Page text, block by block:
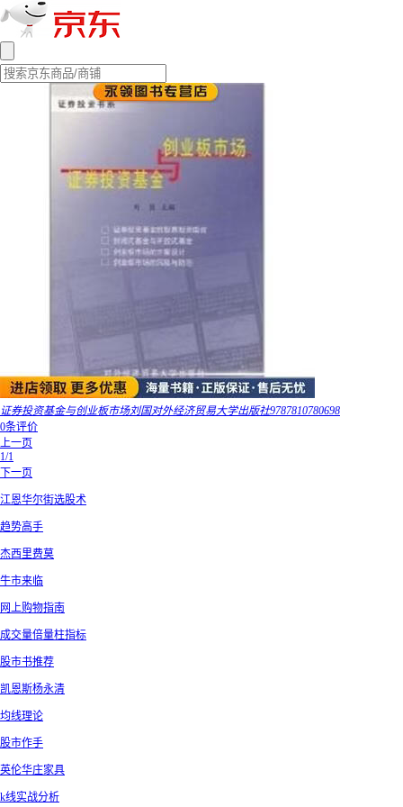
证券投资基金与创业板市场刘国对外经济贸易大学出版社9787810780698
0条评价
上一页
1/1
下一页
江恩华尔街选股术
趋势高手
杰西里费莫
牛市来临
网上购物指南
成交量倍量柱指标
股市书推荐
凯恩斯杨永清
均线理论
股市作手
英伦华庄家具
k线实战分析